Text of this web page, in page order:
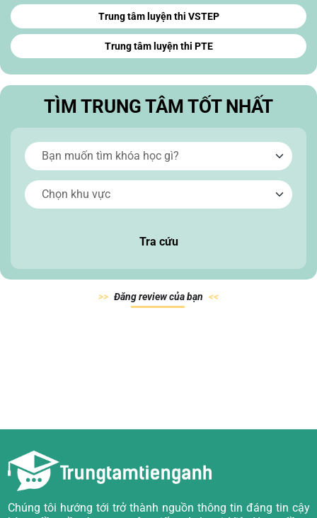
Trung tâm luyện thi VSTEP
Trung tâm luyện thi PTE
TÌM TRUNG TÂM TỐT NHẤT
Tra cứu
Đăng review củabạn
Chúng tôi hướng tới trở thành nguồn thông tin đáng tin cậy